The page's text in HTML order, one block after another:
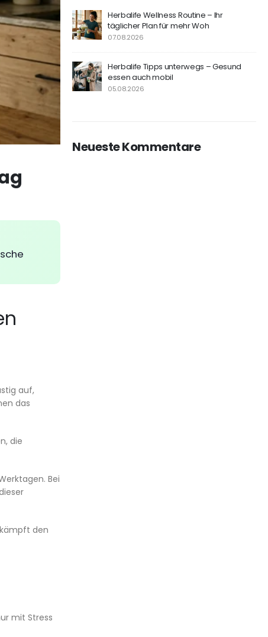
auf,
das
die
Bei
den
mit Stress
Herbalife Wellness Routine – Ihr
täglicher Plan für mehr Woh
07.08.2026
Herbalife Tipps unterwegs – Gesund
essen auch mobil
05.08.2026
Neueste Kommentare